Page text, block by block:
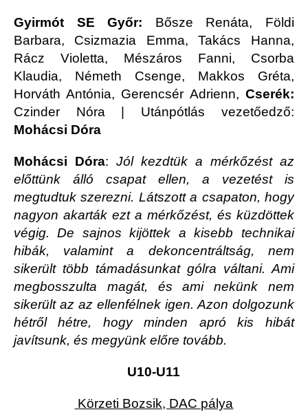
Gyirmót SE Győr: Bősze Renáta, Földi
Barbara, Csizmazia Emma, Takács Hanna,
Rácz Violetta, Mészáros Fanni, Csorba
Klaudia, Németh Csenge, Makkos Gréta,
Horváth Antónia, Gerencsér Adrienn, Cserék:
Czinder Nóra | Utánpótlás vezetőedző:
Mohácsi Dóra
Mohácsi Dóra: Jól kezdtük a mérkőzést az
előttünk álló csapat ellen, a vezetést is
megtudtuk szerezni. Látszott a csapaton, hogy
nagyon akarták ezt a mérkőzést, és küzdöttek
végig. De sajnos kijöttek a kisebb technikai
hibák, valamint a dekoncentráltság, nem
sikerült több támadásunkat gólra váltani. Ami
megbosszulta magát, és ami nekünk nem
sikerült az az ellenfélnek igen. Azon dolgozunk
hétről hétre, hogy minden apró kis hibát
javítsunk, és megyünk előre tovább.
U10-U11
Körzeti Bozsik, DAC pálya